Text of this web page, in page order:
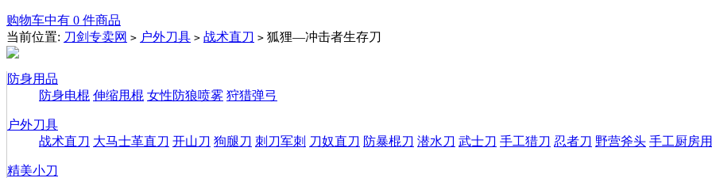
购物车中有 0 件商品
当前位置: 刀剑专卖网 > 户外刀具 > 战术直刀 > 狐狸—冲击者生存刀
防身用品
防身电棍 伸缩甩棍 女性防狼喷雾 狩猎弹弓
户外刀具
战术直刀 大马士革直刀 开山刀 狗腿刀 刺刀军刺 刀奴直刀 防暴棍刀 潜水刀 武士刀 手工猎刀 忍者刀 野营斧头 手工厨房
精美小刀